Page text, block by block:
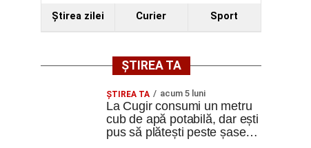
Ştirea zilei Curier Sport
ȘTIREA TA
ȘTIREA TA acum 5 luni
La Cugir consumi un metru
cub de apă potabilă, dar ești
pus să plătești peste șase…